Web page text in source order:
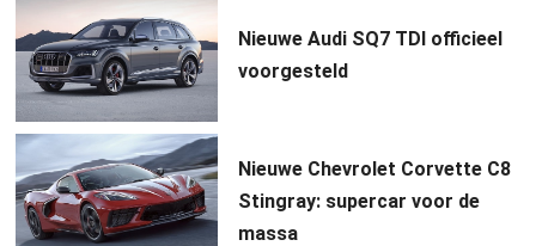
Nieuwe Audi SQ7 TDI officieel
voorgesteld
Nieuwe Chevrolet Corvette C8
Stingray: supercar voor de
massa